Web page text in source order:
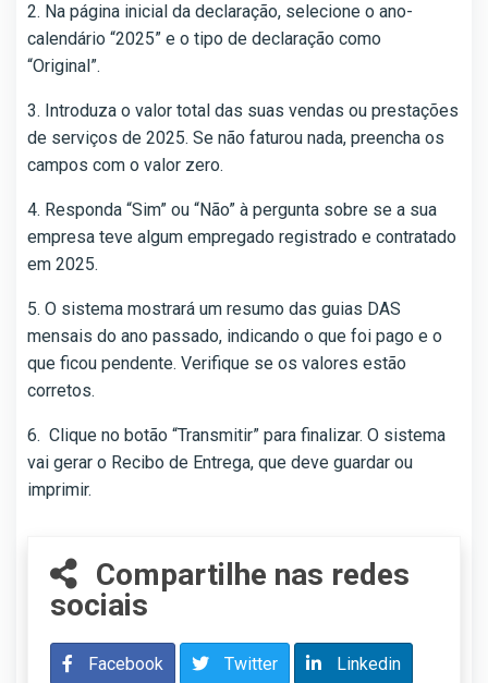
2. Na página inicial da declaração, selecione o ano-
calendário “2025” e o tipo de declaração como
“Original”.
3. Introduza o valor total das suas vendas ou prestações
de serviços de 2025. Se não faturou nada, preencha os
campos com o valor zero.
4. Responda “Sim” ou “Não” à pergunta sobre se a sua
empresa teve algum empregado registrado e contratado
em 2025.
5. O sistema mostrará um resumo das guias DAS
mensais do ano passado, indicando o que foi pago e o
que ficou pendente. Verifique se os valores estão
corretos.
6. Clique no botão “Transmitir” para finalizar. O sistema
vai gerar o Recibo de Entrega, que deve guardar ou
imprimir.
Compartilhe nas redes
sociais
Facebook Twitter Linkedin